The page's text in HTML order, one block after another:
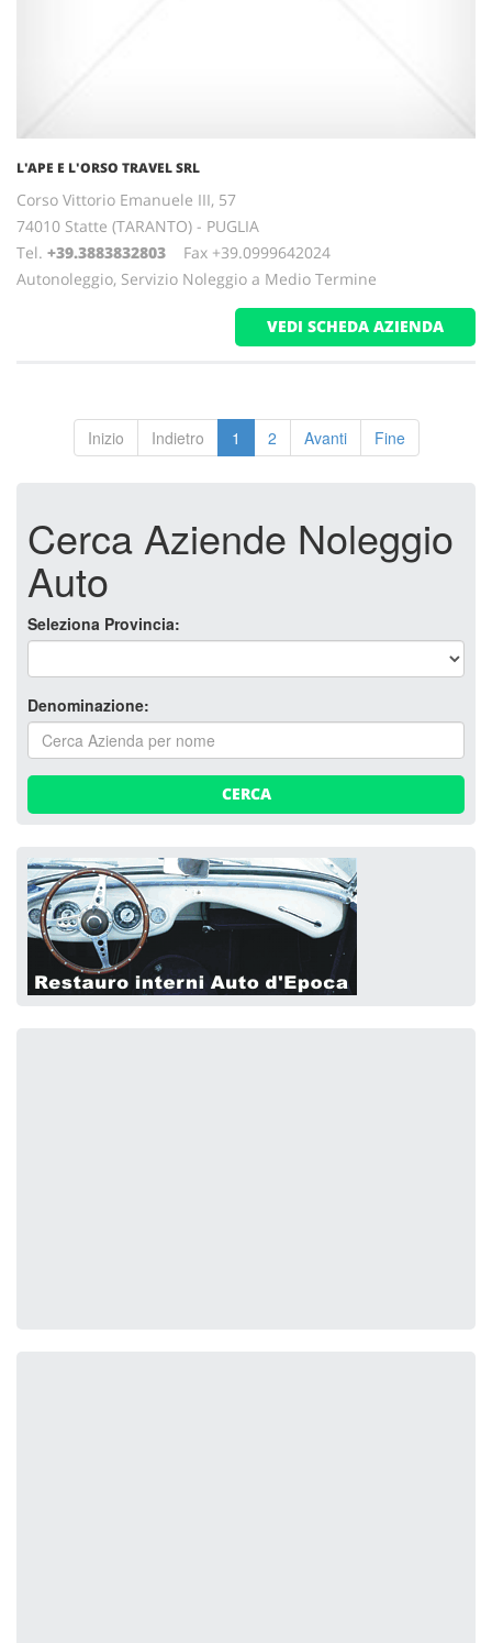
L'APE E L'ORSO TRAVEL SRL
Corso Vittorio Emanuele III, 57
74010 Statte (TARANTO) - PUGLIA
Tel. +39.3883832803 Fax +39.0999642024
Autonoleggio, Servizio Noleggio a Medio Termine
VEDI SCHEDA AZIENDA
Inizio Indietro 1 2 Avanti Fine
Cerca Aziende Noleggio
Auto
Seleziona Provincia:
Denominazione:
CERCA